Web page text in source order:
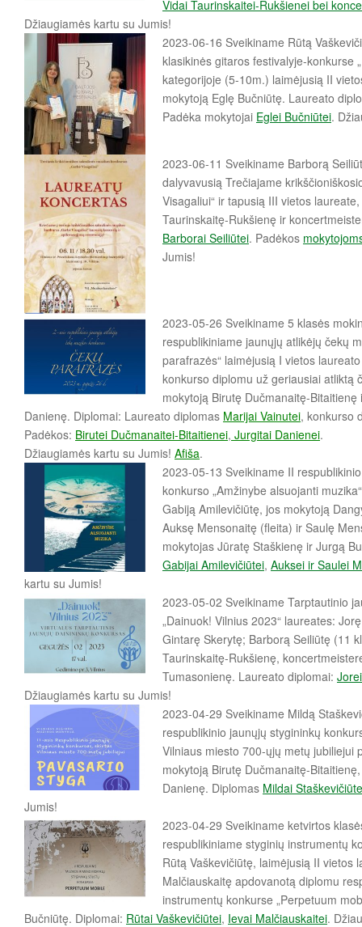
Vidai Taurinskaitei-Rukšienei bei
Džiaugiamės kartu su Jumis!
2023-06-16 Sveikiname Rūtą
klasikinės gitaros festivalyje-konkurse
kategorijoje (5-10m.) laimėjusią II
mokytoją Eglę Bučniūtę. Laureato
Padėka mokytojai Eglei Bučniūtei.
2023-06-11 Sveikiname Barborą
dalyvavusią Trečiajame
Visagaliui“ ir tapusią III vietos
Taurinskaitę-Rukšienę ir
Barborai Seiliūtei. Padėkos
Jumis!
2023-05-26 Sveikiname 5 klasės
respublikiniame jaunųjų atlikėjų čekų
parafrazės“ laimėjusią I vietos
konkurso diplomu už geriausiai atliktą
mokytoją Birutę Dučmanaitę-
Danienę. Diplomai: Laureato diplomas Marijai Vainutei, konkurso
Padėkos: Birutei Dučmanaitei-Bitaitienei, Jurgitai Danienei.
Džiaugiamės kartu su Jumis! Afiša.
2023-05-13 Sveikiname II
konkurso „Amžinybe alsuojanti
Gabiją Amilevičiūtę, jos mokytoją
Auksę Mensonaitę (fleita) ir Saulę
mokytojas Jūratę Staškienę ir Jurgą
Gabijai Amilevičiūtei, Auksei ir Saulei
kartu su Jumis!
2023-05-02 Sveikiname Tarptautinio
„Dainuok! Vilnius 2023“ laureates:
Gintarę Skerytę; Barborą Seiliūtę (11
Taurinskaitę-Rukšienę,
Tumasonienę. Laureato diplomai:
Džiaugiamės kartu su Jumis!
2023-04-29 Sveikiname Mildą
respublikinio jaunųjų stygininkų
Vilniaus miesto 700-ųjų metų jubiliejui
mokytoją Birutę Dučmanaitę-
Danienę. Diplomas Mildai
Jumis!
2023-04-29 Sveikiname ketvirtos
respublikiniame styginių instrumentų
Rūtą Vaškevičiūtę, laimėjusią II vietos
Malčiauskaitę apdovanotą diplomu
instrumentų konkurse „Perpetuum
Bučniūtę. Diplomai: Rūtai Vaškevičiūtei, Ievai Malčiauskaitei.